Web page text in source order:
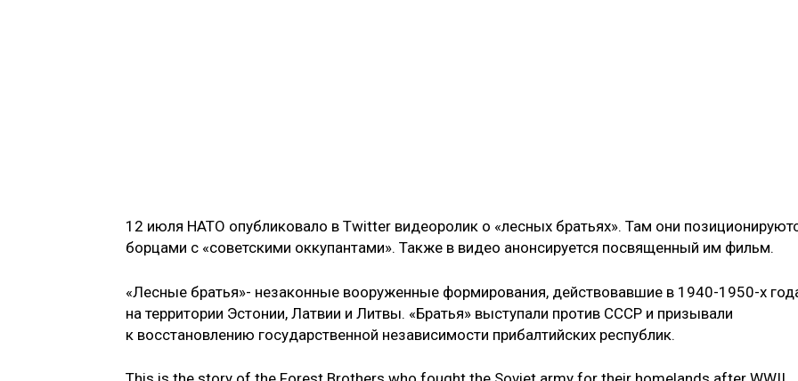
12 июля НАТО опубликовало в Twitter видеоролик о «лесных братьях». Там они
борцами с «советскими оккупантами». Также в видео анонсируется посвященный им фильм.
«Лесные братья»- незаконные вооруженные формирования, действовавшие в 1940-1950-х
на территории Эстонии, Латвии и Литвы. «Братья» выступали против СССР и призывали
к восстановлению государственной независимости прибалтийских республик.